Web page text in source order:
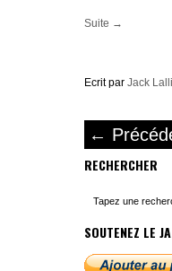
Suite →
Ecrit par Jack Lalli
←
RECHERCHER
SOUTENEZ LE